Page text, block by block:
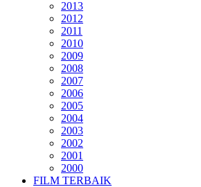
2013
2012
2011
2010
2009
2008
2007
2006
2005
2004
2003
2002
2001
2000
FILM TERBAIK